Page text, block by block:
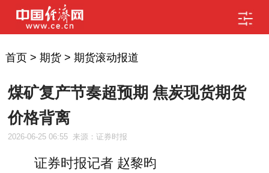
首页> 期货> 期货滚动报道
煤矿复产节奏超预期 焦炭现货期货
价格背离
2026-06-25 06:55 来源：证券时报
证券时报记者 赵黎昀